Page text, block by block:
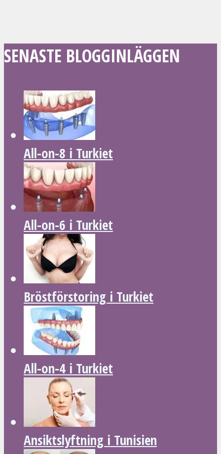
SENASTE BLOGGINLÄGGEN
All-on-8 i Turkiet
All-on-6 i Turkiet
Bröstförstoring i Turkiet
All-on-4 i Turkiet
Ansiktslyftning i Tunisien